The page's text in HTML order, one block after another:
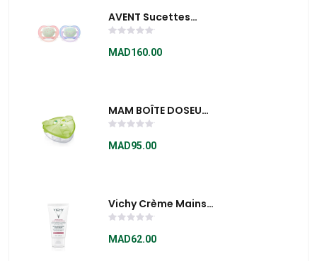
AVENT Sucettes
Ultra Air Night 0-6m
Fille Scf376/10
MAD160.00
MAM BOÎTE DOSEUSE
DE LAIT VERT
MAD95.00
Vichy Crème Mains
Ultra Nourrissante
50 Ml
MAD62.00